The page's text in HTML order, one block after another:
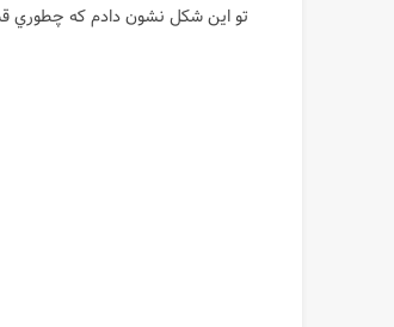
تو اين شكل نشون دادم كه چطوري